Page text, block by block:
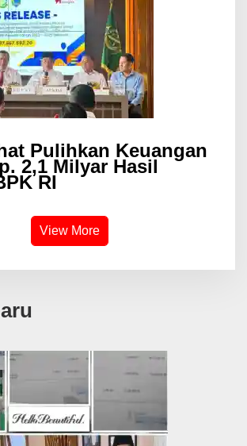
Pulihkan Keuangan
2,1 Milyar Hasil
RI
View More